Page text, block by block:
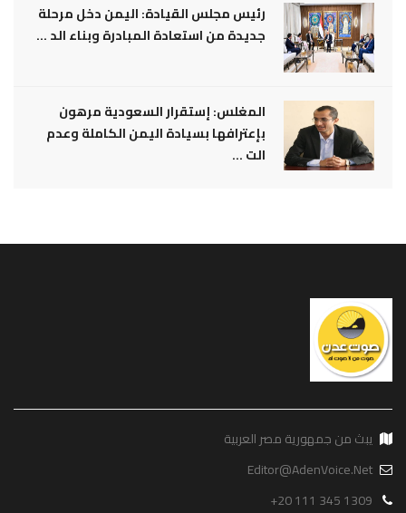
رئيس مجلس القيادة: اليمن دخل مرحلة
جديدة من استعادة المبادرة وبناء الد ...
المغلس: إستقرار السعودية مرهون
بإعترافها بسيادة اليمن الكاملة وعدم
الت ...
يبث من جمهورية مصر العربية
Editor@AdenVoice.Net
+20 111 345 1309